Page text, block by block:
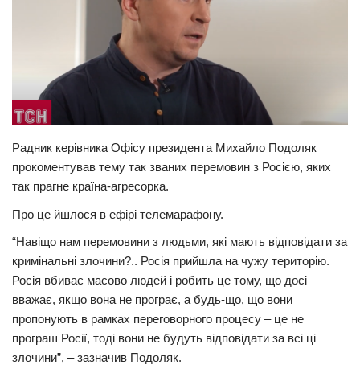
Технології
Історії
Привітання
Здоров’я
Події
Кримінал
Трагедії
Суспільство
Культура
Радник керівника Офісу президента Михайло Подоляк
прокоментував тему так званих перемовин з Росією, яких
так прагне країна-агресорка.
Про це йшлося в ефірі телемарафону.
“Навіщо нам перемовини з людьми, які мають відповідати за
кримінальні злочини?.. Росія прийшла на чужу територію.
Росія вбиває масово людей і робить це тому, що досі
вважає, якщо вона не програє, а будь-що, що вони
пропонують в рамках переговорного процесу – це не
програш Росії, тоді вони не будуть відповідати за всі ці
злочини”, – зазначив Подоляк.